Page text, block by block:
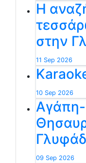
Η
στην
11 Sep 2026
10 Sep 2026
Αγάπη-
09 Sep 2026